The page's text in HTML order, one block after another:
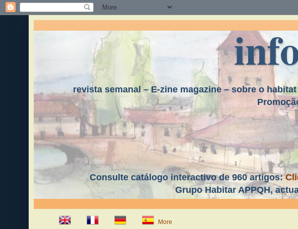
revista semanal – E-zine magazine – sobre o
Consulte catálogo interactivo de 960 artigos:
Grupo Habitar APPQH,
More